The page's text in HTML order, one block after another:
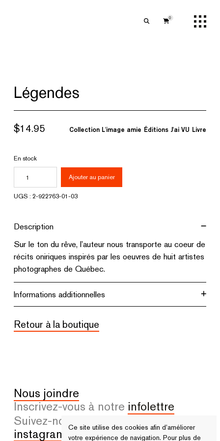
0
Légendes
$14.95 Collection L'image amie Éditions J'ai VU Livre
En stock
quantité
de
Ajouter au panier
UGS : 2-922763-01-03
Description
Sur le ton du rêve, l’auteur nous transporte au coeur de
récits oniriques inspirés par les oeuvres de huit artistes
photographes de Québec.
Informations additionnelles
Retour à la boutique
Nous joindre
Inscrivez-vous à notre infolettre
Suivez-nous sur
instagram
Ce site utilise des cookies afin d’améliorer
votre expérience de navigation. Pour plus de